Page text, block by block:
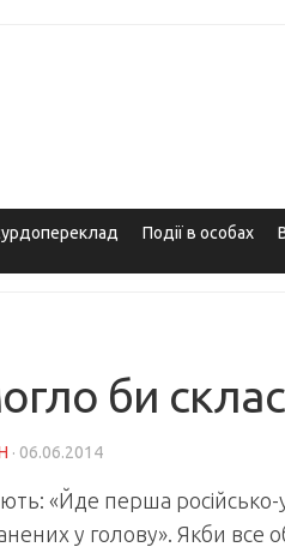
Події в особах
би
· 06.06.2014
«Йде перша російсько-
у голову». Якби